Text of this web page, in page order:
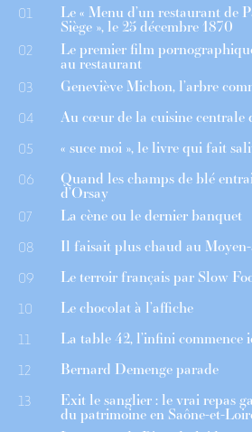
01 Le « Menu d’un restaurant de
Siège », le 25 décembre 1870
02 Le premier film
au restaurant
03 Geneviève Michon, l’arbre
04 Au cœur de la cuisine centrale
05 « suce moi », le livre qui fait
06 Quand les champs de blé
d’Orsay
07 La cène ou le dernier banquet
08 Il faisait plus chaud au
09 Le terroir français par Slow
10 Le chocolat à l’affiche
11 La table 42, l’infini commence
12 Bernard Demenge parade
13 Exit le sanglier : le vrai repas
du patrimoine en Saône-et-